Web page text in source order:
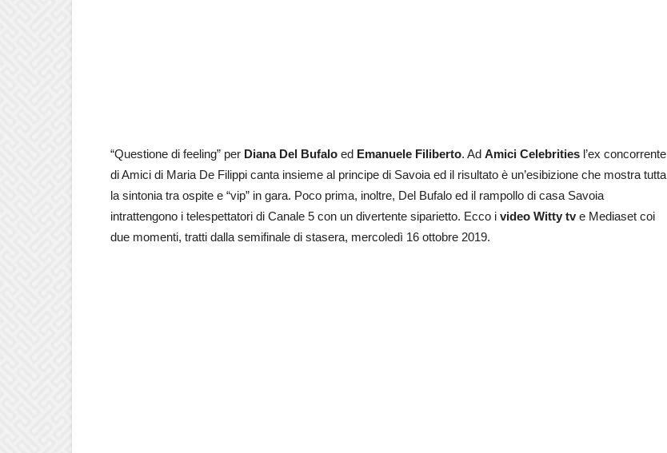
“Questione di feeling” per Diana Del Bufalo ed Emanuele Filiberto. Ad Amici Celebrities l’ex concorrente
di Amici di Maria De Filippi canta insieme al principe di Savoia ed il risultato è un’esibizione che mostra tutta
la sintonia tra ospite e “vip” in gara. Poco prima, inoltre, Del Bufalo ed il rampollo di casa Savoia
intrattengono i telespettatori di Canale 5 con un divertente siparietto. Ecco i video Witty tve Mediaset coi
due momenti, tratti dalla semifinale di stasera, mercoledì 16 ottobre 2019.